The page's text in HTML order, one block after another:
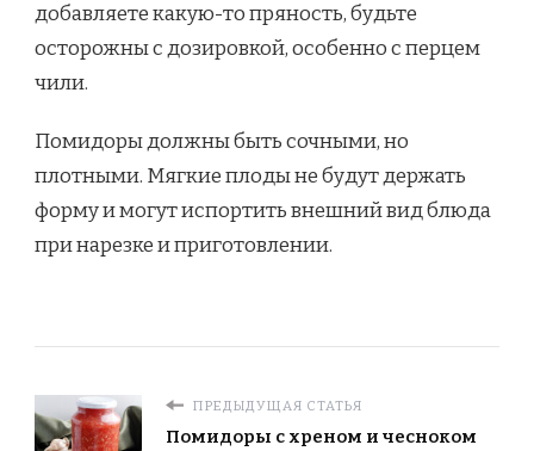
добавляете какую-то пряность, будьте
осторожны с дозировкой, особенно с перцем
чили.
Помидоры должны быть сочными, но
плотными. Мягкие плоды не будут держать
форму и могут испортить внешний вид блюда
при нарезке и приготовлении.
ПРЕДЫДУЩАЯ СТАТЬЯ
Помидоры с хреном и чесноком